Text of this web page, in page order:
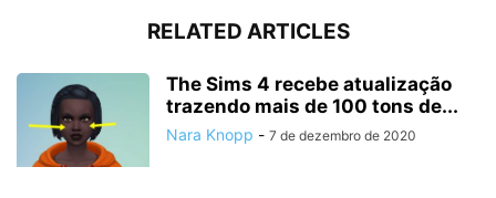
RELATED ARTICLES
The Sims 4 recebe atualização
trazendo mais de 100 tons de...
Nara Knopp - 7 de dezembro de 2020